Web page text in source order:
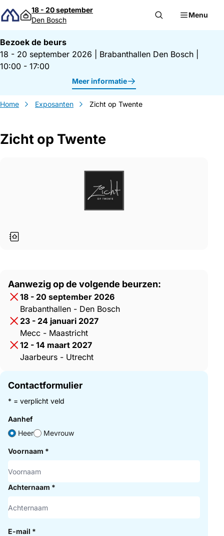
Direct naar inhoud
18 - 20 september
Den Bosch
Menu
Bezoek de beurs
18 - 20 september 2026
Brabanthallen Den Bosch
10:00 - 17:00
Meer informatie
Home Exposanten Zicht op Twente
Zicht op Twente
Aanwezig op de volgende beurzen:
18 - 20 september 2026
Brabanthallen - Den Bosch
23 - 24 januari 2027
Mecc - Maastricht
12 - 14 maart 2027
Jaarbeurs - Utrecht
Contactformulier
* = verplicht veld
Aanhef
Heer
Mevrouw
Voornaam *
Achternaam *
E-mail *